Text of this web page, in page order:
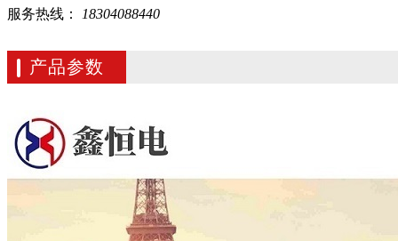
服务热线： 18304088440
产品参数